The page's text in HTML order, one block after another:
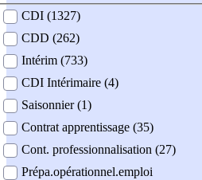
contrat
CDI (1327)
CDD (262)
Intérim (733)
CDI Intérimaire (4)
Saisonnier (1)
Contrat apprentissage (35)
Cont. professionnalisation (27)
Prépa.opérationnel.emploi